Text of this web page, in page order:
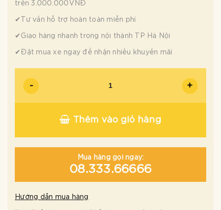
trên 3.000.000VNĐ
✔Tư vấn hỗ trợ hoàn toàn miễn phí
✔Giao hàng nhanh trong nội thành TP Hà Nội
✔Đặt mua xe ngay để nhận nhiều khuyến mãi
- +
Thêm vào giỏ hàng
Mua hàng gọi ngay:
08.333.66666
Hướng dẫn mua hàng